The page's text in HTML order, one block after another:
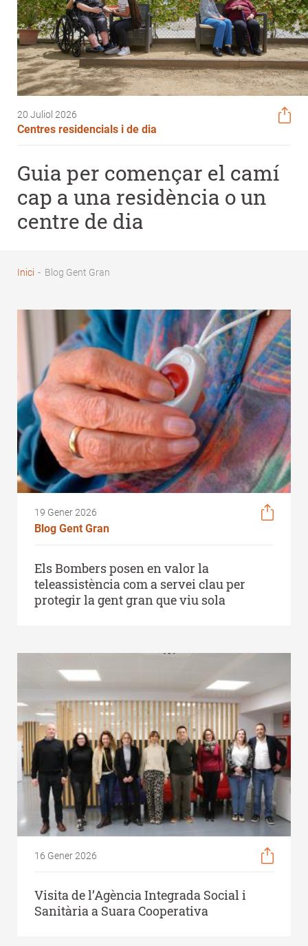
20 Juliol 2026
Centres residencials i de dia
Guia per començar el camí
cap a una residència o un
centre de dia
d'Ariadna
Inici - Blog Gent Gran
19 Gener 2026
Blog Gent Gran
Els Bombers posen en valor la
teleassistència com a servei clau per
protegir la gent gran que viu sola
16 Gener 2026
Visita de l’Agència Integrada Social i
Sanitària a Suara Cooperativa